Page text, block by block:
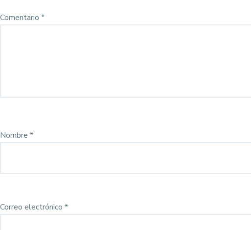
Comentario *
Nombre *
Correo electrónico *